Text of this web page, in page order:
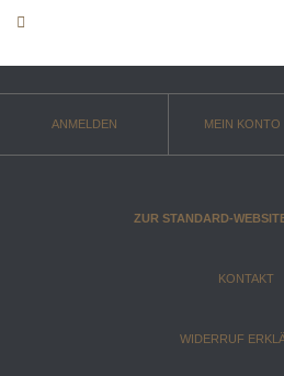
ANMELDEN MEIN KONTO
ZUR STANDARD-
KONTAKT
WIDERRUF